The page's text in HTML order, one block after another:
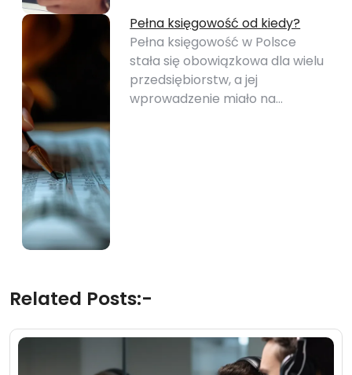
Pełna księgowość od kiedy?
Pełna księgowość w Polsce
stała się obowiązkowa dla wielu
przedsiębiorstw, a jej
wprowadzenie miało na…
Related Posts:-